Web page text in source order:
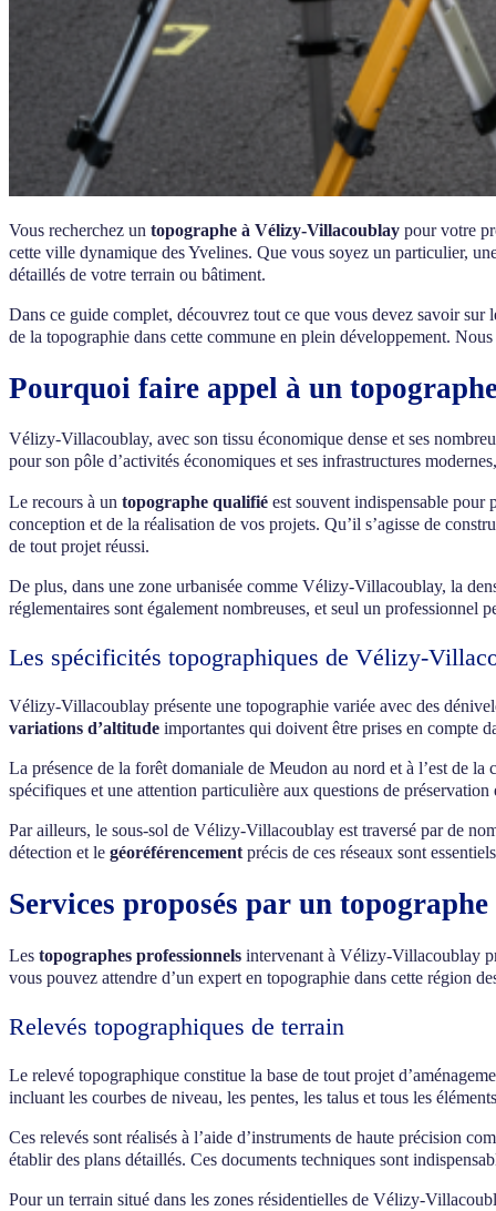
Vous recherchez un topographe à Vélizy-Villacoublay pour votre
cette ville dynamique des Yvelines. Que vous soyez un particulier,
détaillés de votre terrain ou bâtiment.
Dans ce guide complet, découvrez tout ce que vous devez savoir sur
de la topographie dans cette commune en plein développement.
Pourquoi faire appel à un
Vélizy-Villacoublay, avec son tissu économique dense et ses
pour son pôle d’activités économiques et ses infrastructures
Le recours à un topographe qualifié est souvent indispensable pour
conception et de la réalisation de vos projets. Qu’il s’agisse de
de tout projet réussi.
De plus, dans une zone urbanisée comme Vélizy-Villacoublay, la
réglementaires sont également nombreuses, et seul un
Les spécificités topographiques de Vélizy-
Vélizy-Villacoublay présente une topographie variée avec des
variations d’altitude importantes qui doivent être prises en compte
La présence de la forêt domaniale de Meudon au nord et à l’est de
spécifiques et une attention particulière aux questions de préservation
Par ailleurs, le sous-sol de Vélizy-Villacoublay est traversé par de
détection et le géoréférencement précis de ces réseaux sont
Services proposés par un
Les topographes professionnels intervenant à Vélizy-Villacoublay
vous pouvez attendre d’un expert en topographie dans cette région
Relevés topographiques de terrain
Le relevé topographique constitue la base de tout projet
incluant les courbes de niveau, les pentes, les talus et tous les
Ces relevés sont réalisés à l’aide d’instruments de haute précision
établir des plans détaillés. Ces documents techniques sont
Pour un terrain situé dans les zones résidentielles de Vélizy-